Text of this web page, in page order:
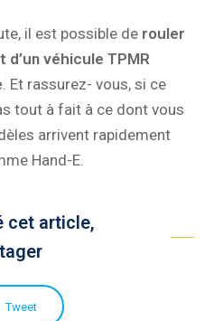
il est possible de rouler
véhicule TPMR
. Et rassurez- vous, si ce
tout à fait à ce dont vous
arrivent rapidement
Hand-E.
cet article,
Tweet